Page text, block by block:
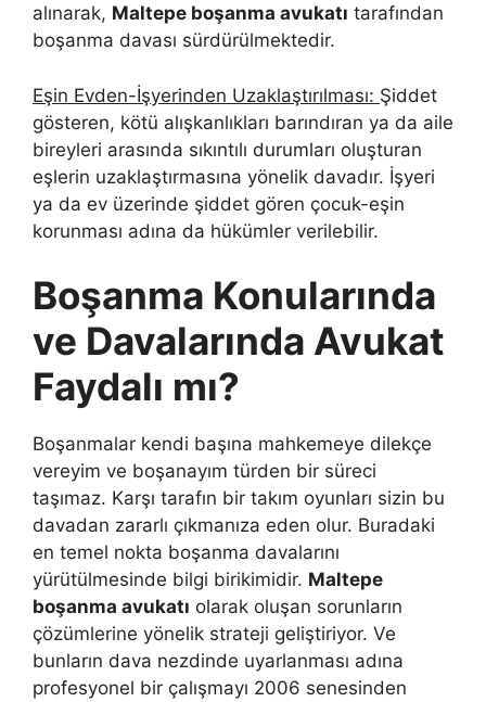
alınarak, Maltepe boşanma avukatı tarafından
boşanma davası sürdürülmektedir.
Eşin Evden-İşyerinden Uzaklaştırılması: Şiddet
gösteren, kötü alışkanlıkları barındıran ya da aile
bireyleri arasında sıkıntılı durumları oluşturan
eşlerin uzaklaştırmasına yönelik davadır. İşyeri
ya da ev üzerinde şiddet gören çocuk-eşin
korunması adına da hükümler verilebilir.
Boşanma Konularında
ve Davalarında Avukat
Faydalı mı?
Boşanmalar kendi başına mahkemeye dilekçe
vereyim ve boşanayım türden bir süreci
taşımaz. Karşı tarafın bir takım oyunları sizin bu
davadan zararlı çıkmanıza eden olur. Buradaki
en temel nokta boşanma davalarını
yürütülmesinde bilgi birikimidir. Maltepe
boşanma avukatı olarak oluşan sorunların
çözümlerine yönelik strateji geliştiriyor. Ve
bunların dava nezdinde uyarlanması adına
profesyonel bir çalışmayı 2006 senesinden